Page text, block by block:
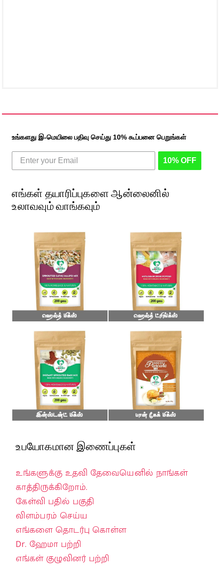
உங்களது இ-மெயிலை பதிவு செய்து 10% கூப்பனை பெறுங்கள்
10% OFF
எங்கள் தயாரிப்புகளை ஆன்லைனில்
உலாவவும் வாங்கவும்
உபயோகமான இணைப்புகள்
உங்களுக்கு உதவி தேவையெனில் நாங்கள்
காத்திருக்கிறோம்.
கேள்வி பதில் பகுதி
விளம்பரம் செய்ய
எங்களை தொடர்பு கொள்ள
Dr. ஹேமா பற்றி
எங்கள் குழுவினர் பற்றி